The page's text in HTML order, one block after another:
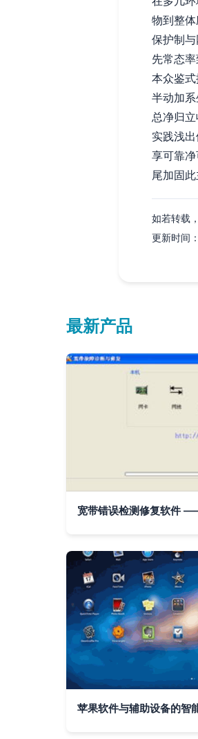
物到整
保护制
先常态
本众鉴
半动加
总净归
实践浅
享可靠
尾加固
如若转载
更新时间
最新产品
苹果软件与辅助设备的智